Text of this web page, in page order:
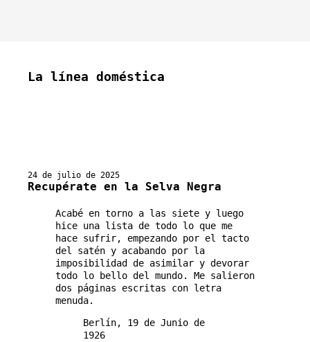
La línea doméstica
24 de julio de 2025
Recupérate en la Selva Negra
Acabé en torno a las siete y luego
hice una lista de todo lo que me
hace sufrir, empezando por el tacto
del satén y acabando por la
imposibilidad de asimilar y devorar
todo lo bello del mundo. Me salieron
dos páginas escritas con letra
menuda.
Berlín, 19 de Junio de
1926